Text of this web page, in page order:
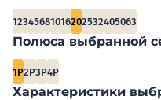
12345681016202532405063
Полюса выбранной
1P2P3P4P
Характеристики